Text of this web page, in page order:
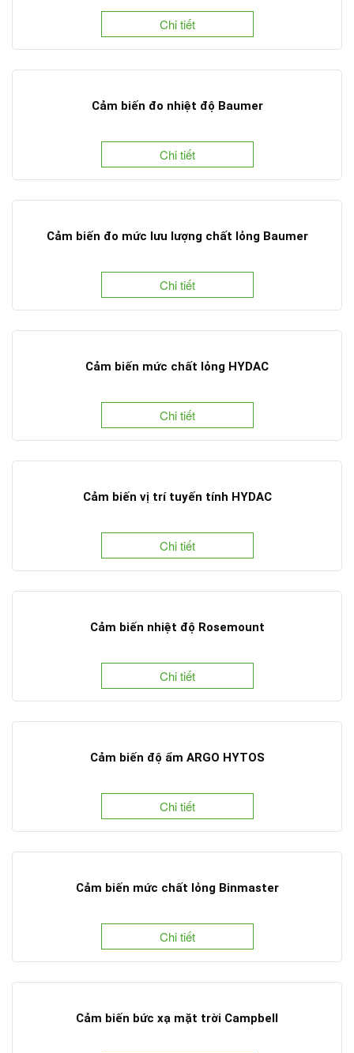
Chi tiết
Cảm biến đo nhiệt độ Baumer
Chi tiết
Cảm biến đo mức lưu lượng chất lỏng Baumer
Chi tiết
Cảm biến mức chất lỏng HYDAC
Chi tiết
Cảm biến vị trí tuyến tính HYDAC
Chi tiết
Cảm biến nhiệt độ Rosemount
Chi tiết
Cảm biến độ ẩm ARGO HYTOS
Chi tiết
Cảm biến mức chất lỏng Binmaster
Chi tiết
Cảm biến bức xạ mặt trời Campbell